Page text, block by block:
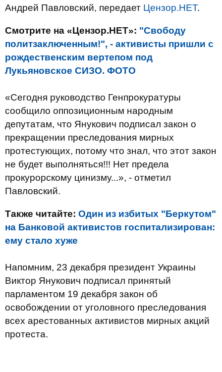
Андрей Павловский, передает Цензор.НЕТ.
Смотрите на «Цензор.НЕТ»: "Свободу
политзаключенным!", - активисты пришли с
рождественским вертепом под
Лукьяновское СИЗО. ФОТО
«Сегодня руководство Генпрокуратуры
сообщило оппозиционным народным
депутатам, что Янукович подписал закон о
прекращении преследования мирных
протестующих, потому что знал, что этот закон
не будет выполняться!!! Нет предела
прокурорскому цинизму...», - отметил
Павловский.
Также читайте: Один из избитых "Беркутом"
на Банковой активистов госпитализирован:
ему стало хуже
Напомним, 23 декабря президент Украины
Виктор Янукович подписал принятый
парламентом 19 декабря закон об
освобождении от уголовного преследования
всех арестованных активистов мирных акций
протеста.